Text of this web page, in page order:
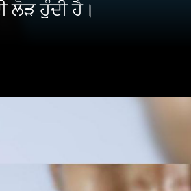
ਲੋੜ ਹੁੰਦੀ ਹੈ।